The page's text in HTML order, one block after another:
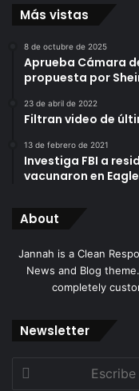
Más vistas
8 de octubre de 2025
Aprueba Cámara
propuesta por
23 de abril de 2022
Filtran video de
13 de febrero de 2021
Investiga FBI a
vacunaron en
About
Jannah is a Clean
News and Blog
completely
Newsletter
Escribe